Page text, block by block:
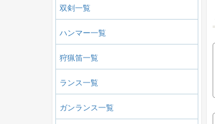
双剣一覧
ハンマー一覧
狩猟笛一覧
ランス一覧
ガンランス一覧